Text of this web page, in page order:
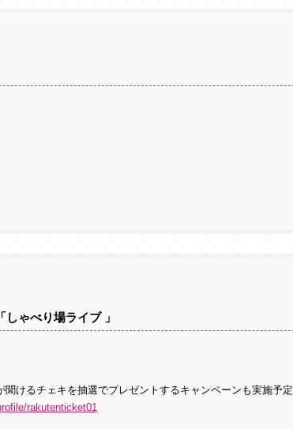
ゃべり場ライブ 」
聞けるチェキを抽選でプレゼントするキャンペーンも実施予定
rakutenticket01